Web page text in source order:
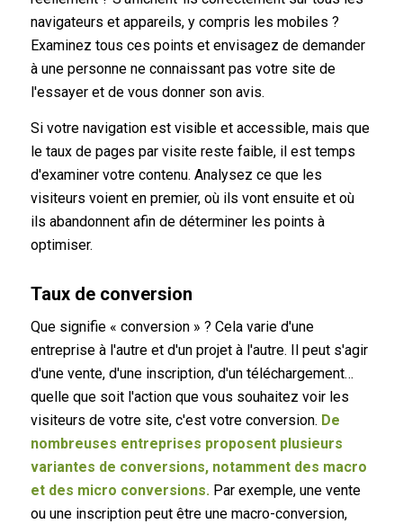
navigateurs et appareils, y compris les mobiles ?
Examinez tous ces points et envisagez de demander
à une personne ne connaissant pas votre site de
l'essayer et de vous donner son avis.
Si votre navigation est visible et accessible, mais que
le taux de pages par visite reste faible, il est temps
d'examiner votre contenu. Analysez ce que les
visiteurs voient en premier, où ils vont ensuite et où
ils abandonnent afin de déterminer les points à
optimiser.
Taux de conversion
Que signifie « conversion » ? Cela varie d'une
entreprise à l'autre et d'un projet à l'autre. Il peut s'agir
d'une vente, d'une inscription, d'un téléchargement…
quelle que soit l'action que vous souhaitez voir les
visiteurs de votre site, c'est votre conversion. De
nombreuses entreprises proposent plusieurs
variantes de conversions, notamment des macro
et des micro conversions.Par exemple, une vente
ou une inscription peut être une macro-conversion,